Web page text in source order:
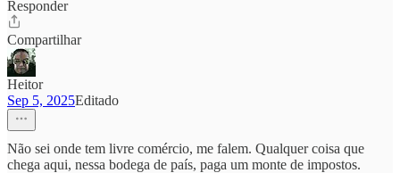
Responder
Compartilhar
Heitor
Sep 5, 2025Editado
Não sei onde tem livre comércio, me falem. Qualquer coisa que
chega aqui, nessa bodega de país, paga um monte de impostos.